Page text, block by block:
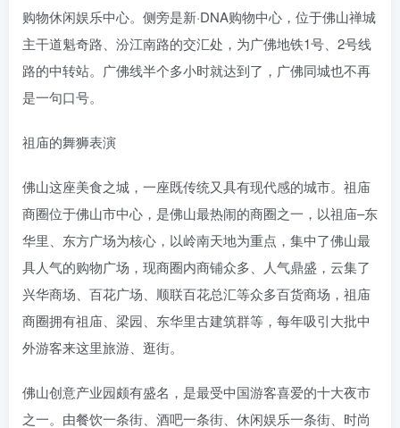
购物休闲娱乐中心。侧旁是新·DNA购物中心，位于佛山禅城
主干道魁奇路、汾江南路的交汇处，为广佛地铁1号、2号线
路的中转站。广佛线半个多小时就达到了，广佛同城也不再
是一句口号。
祖庙的舞狮表演
佛山这座美食之城，一座既传统又具有现代感的城市。祖庙
商圈位于佛山市中心，是佛山最热闹的商圈之一，以祖庙–东
华里、东方广场为核心，以岭南天地为重点，集中了佛山最
具人气的购物广场，现商圈内商铺众多、人气鼎盛，云集了
兴华商场、百花广场、顺联百花总汇等众多百货商场，祖庙
商圈拥有祖庙、梁园、东华里古建筑群等，每年吸引大批中
外游客来这里旅游、逛街。
佛山创意产业园颇有盛名，是最受中国游客喜爱的十大夜市
之一。由餐饮一条街、酒吧一条街、休闲娱乐一条街、时尚